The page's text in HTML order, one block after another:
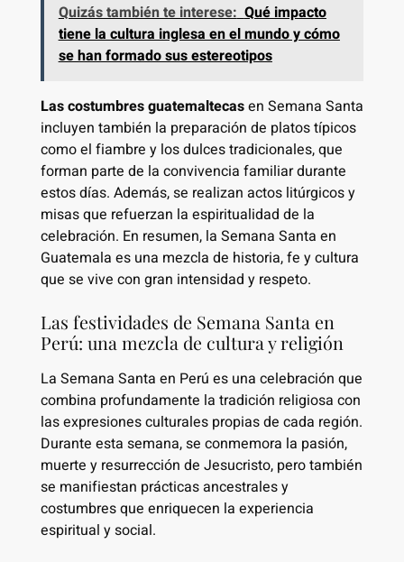
Quizás también te interese: Qué impacto
tiene la cultura inglesa en el mundo y cómo
se han formado sus estereotipos
Las costumbres guatemaltecasen Semana Santa
incluyen también la preparación de platos típicos
como el fiambre y los dulces tradicionales, que
forman parte de la convivencia familiar durante
estos días. Además, se realizan actos litúrgicos y
misas que refuerzan la espiritualidad de la
celebración. En resumen, la Semana Santa en
Guatemala es una mezcla de historia, fe y cultura
que se vive con gran intensidad y respeto.
Las festividades de Semana Santa en
Perú: una mezcla de cultura y religión
La Semana Santa en Perú es una celebración que
combina profundamente la tradición religiosa con
las expresiones culturales propias de cada región.
Durante esta semana, se conmemora la pasión,
muerte y resurrección de Jesucristo, pero también
se manifiestan prácticas ancestrales y
costumbres que enriquecen la experiencia
espiritual y social.